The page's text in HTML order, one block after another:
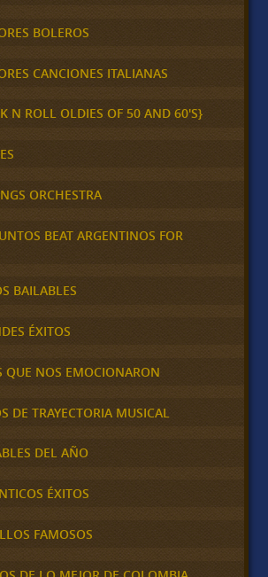
BOLEROS
CANCIONES ITALIANAS
N ROLL OLDIES OF 50 AND 60'S}
ORCHESTRA
BEAT ARGENTINOS FOR
BAILABLES
ÉXITOS
QUE NOS EMOCIONARON
DE TRAYECTORIA MUSICAL
DEL AÑO
ÉXITOS
FAMOSOS